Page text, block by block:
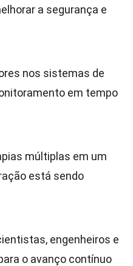
a segurança e
nos sistemas de
em tempo
múltiplas em um
está sendo
engenheiros e
o avanço contínuo